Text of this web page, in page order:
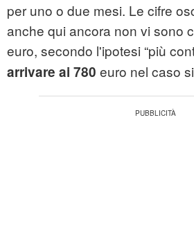
per uno o due mesi. Le cifre
anche qui ancora non vi sono
euro, secondo l'ipotesi “più
arrivare ai 780 euro nel caso